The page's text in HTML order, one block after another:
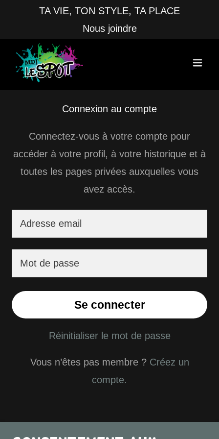
TA VIE, TON STYLE, TA PLACE
Nous joindre
Connexion au compte
Connectez-vous à votre compte pour
accéder à votre profil, à votre historique et à
toutes les pages privées auxquelles vous
avez accès.
Se connecter
Réinitialiser le mot de passe
Vous n’êtes pas membre ? Créez un
compte.